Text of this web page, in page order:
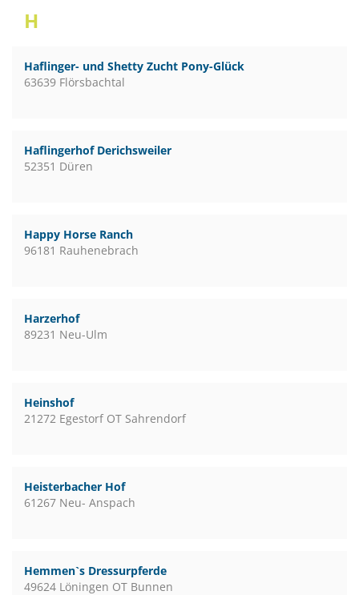
H
Haflinger- und Shetty Zucht Pony-Glück
63639 Flörsbachtal
Haflingerhof Derichsweiler
52351 Düren
Happy Horse Ranch
96181 Rauhenebrach
Harzerhof
89231 Neu-Ulm
Heinshof
21272 Egestorf OT Sahrendorf
Heisterbacher Hof
61267 Neu- Anspach
Hemmen`s Dressurpferde
49624 Löningen OT Bunnen